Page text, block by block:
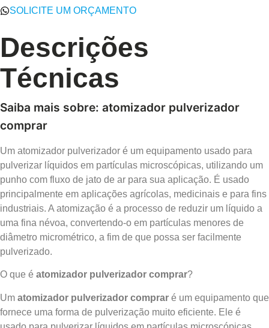
SOLICITE UM ORÇAMENTO
Descrições
Técnicas
Saiba mais sobre: atomizador pulverizador
comprar
Um atomizador pulverizador é um equipamento usado para
pulverizar líquidos em partículas microscópicas, utilizando um
punho com fluxo de jato de ar para sua aplicação. É usado
principalmente em aplicações agrícolas, medicinais e para fins
industriais. A atomização é a processo de reduzir um líquido a
uma fina névoa, convertendo-o em partículas menores de
diâmetro micrométrico, a fim de que possa ser facilmente
pulverizado.
O que é atomizador pulverizador comprar?
Um atomizador pulverizador comprar é um equipamento que
fornece uma forma de pulverização muito eficiente. Ele é